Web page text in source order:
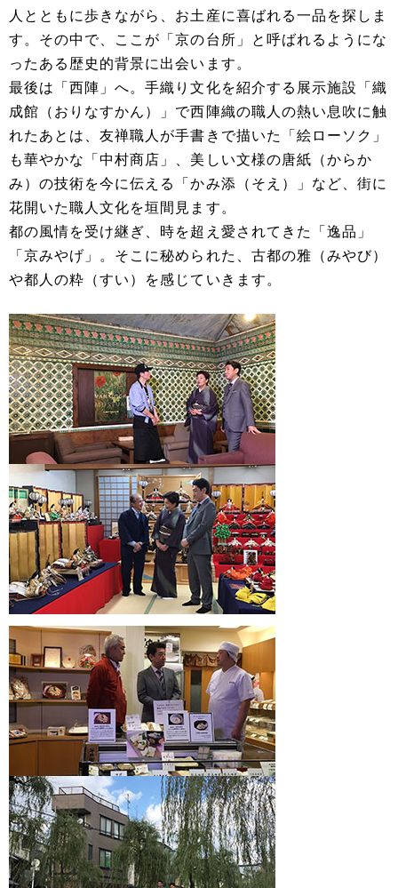
人とともに歩きながら、お土産に喜ばれる一品を探しま
す。その中で、ここが「京の台所」と呼ばれるようにな
ったある歴史的背景に出会います。
最後は「西陣」へ。手織り文化を紹介する展示施設「織
成館（おりなすかん）」で西陣織の職人の熱い息吹に触
れたあとは、友禅職人が手書きで描いた「絵ローソク」
も華やかな「中村商店」、美しい文様の唐紙（からか
み）の技術を今に伝える「かみ添（そえ）」など、街に
花開いた職人文化を垣間見ます。
都の風情を受け継ぎ、時を超え愛されてきた「逸品」
「京みやげ」。そこに秘められた、古都の雅（みやび）
や都人の粋（すい）を感じていきます。